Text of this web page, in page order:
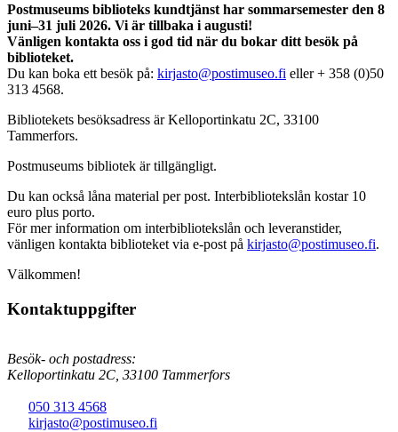
Postmuseums biblioteks kundtjänst har sommarsemester den 8
juni–31 juli 2026. Vi är tillbaka i augusti!
Vänligen kontakta oss i god tid när du bokar ditt besök på
biblioteket.
Du kan boka ett besök på: kirjasto@postimuseo.fi eller + 358 (0)50
313 4568.
Bibliotekets besöksadress är Kelloportinkatu 2C, 33100
Tammerfors.
Postmuseums bibliotek är tillgängligt.
Du kan också låna material per post. Interbibliotekslån kostar 10
euro plus porto.
För mer information om interbibliotekslån och leveranstider,
vänligen kontakta biblioteket via e-post på kirjasto@postimuseo.fi.
Välkommen!
Kontaktuppgifter
Besök- och postadress:
Kelloportinkatu 2C, 33100 Tammerfors
050 313 4568
kirjasto@postimuseo.fi